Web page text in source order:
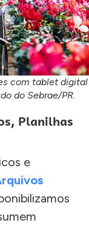
com tablet digital
do Sebrae/PR.
Planilhas
e